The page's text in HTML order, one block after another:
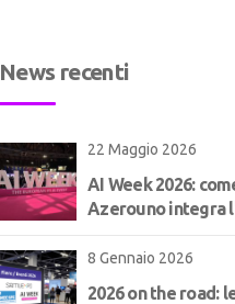
News recenti
22 Maggio 2026
AI Week 2026:
Azerouno integra
manifatturiero |
8 Gennaio 2026
2026 on the road: